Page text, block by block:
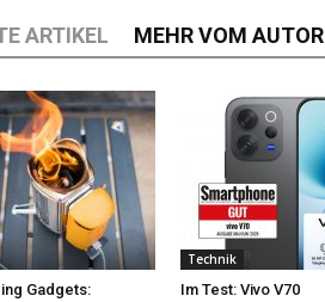
ARTIKEL MEHR VOM AUTOR
Gadgets:
Technik
Im Test: Vivo V70